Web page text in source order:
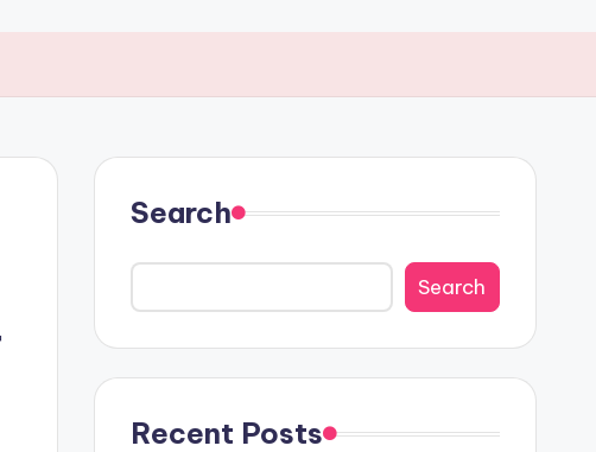
Search
Search
Recent Posts